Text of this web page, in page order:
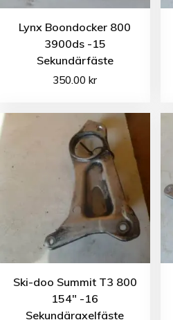
Lynx Boondocker 800
3900ds -15
Sekundärfäste
350.00kr
Ski-doo Summit T3 800
154″ -16
Sekundäraxelfäste